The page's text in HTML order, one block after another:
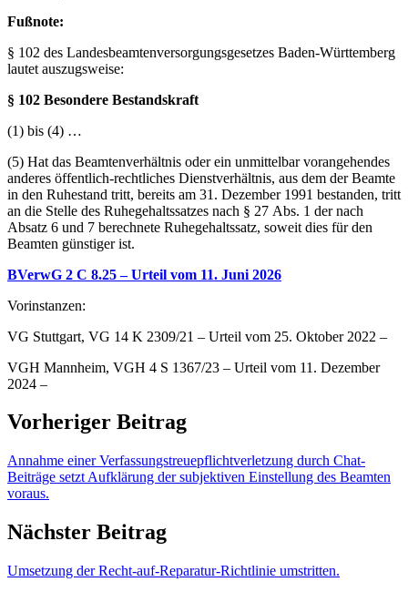
Fußnote:
§ 102 des Landesbeamtenversorgungsgesetzes Baden-Württemberg
lautet auszugsweise:
§ 102 Besondere Bestandskraft
(1) bis (4) …
(5) Hat das Beamtenverhältnis oder ein unmittelbar vorangehendes
anderes öffentlich-rechtliches Dienstverhältnis, aus dem der Beamte
in den Ruhestand tritt, bereits am 31. Dezember 1991 bestanden, tritt
an die Stelle des Ruhegehaltssatzes nach § 27 Abs. 1 der nach
Absatz 6 und 7 berechnete Ruhegehaltssatz, soweit dies für den
Beamten günstiger ist.
BVerwG 2 C 8.25 – Urteil vom 11. Juni 2026
Vorinstanzen:
VG Stuttgart, VG 14 K 2309/21 – Urteil vom 25. Oktober 2022 –
VGH Mannheim, VGH 4 S 1367/23 – Urteil vom 11. Dezember
2024 –
Vorheriger Beitrag
Annahme einer Verfassungstreuepflichtverletzung durch Chat-
Beiträge setzt Aufklärung der subjektiven Einstellung des Beamten
voraus.
Nächster Beitrag
Umsetzung der Recht-auf-Reparatur-Richtlinie umstritten.